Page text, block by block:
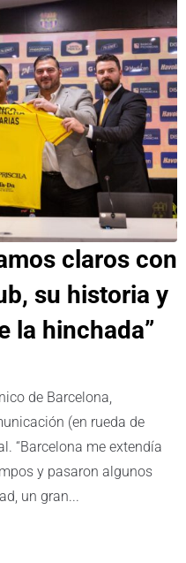
claros con
su historia y
la hinchada”
de Barcelona,
(en rueda de
“Barcelona me extendía
y pasaron algunos
un gran...